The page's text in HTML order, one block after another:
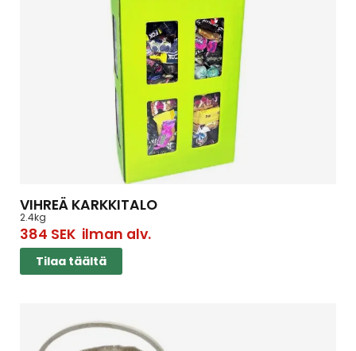
VIHREÄ KARKKITALO
2.4kg
384 SEKilman alv.
Tilaa täältä